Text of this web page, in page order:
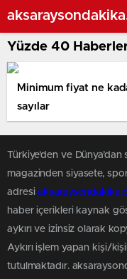
Yüzde 40
Minimum fiyat ne
sayılar
Türkiye'den ve Dünya’dan
magazinden siyasete,
adresi
haber içerikleri kaynak
aykırı ve izinsiz olarak
Aykırı işlem yapan kişi/
tutulmaktadır.